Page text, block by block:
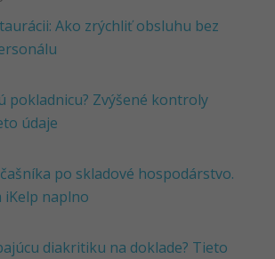
Ako zrýchliť obsluhu bez
pokladnicu? Zvýšené kontroly
údaje
po skladové hospodárstvo.
iKelp naplno
diakritiku na doklade? Tieto